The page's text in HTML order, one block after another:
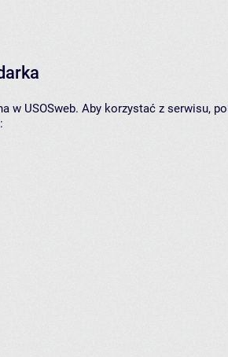
w USOSweb. Aby korzystać z serwisu,